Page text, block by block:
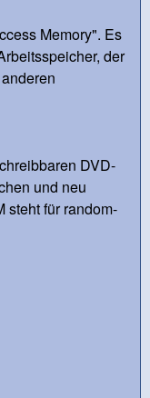
Memory". Es
der
DVD-
und neu
steht für random-